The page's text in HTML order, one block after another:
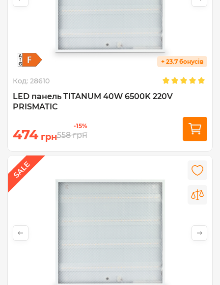
+ 23.7 бонусів
Код: 28610
LED панель TITANUM 40W 6500K 220V
PRISMATIC
474 грн
-15%
558 грн